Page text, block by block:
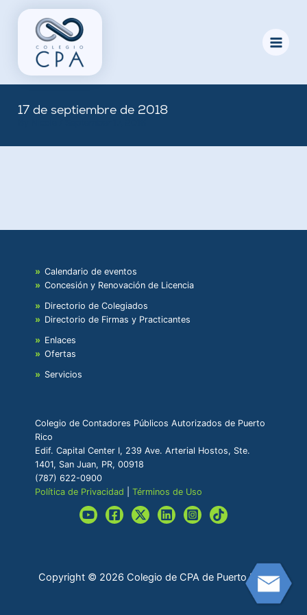
17 de septiembre de 2018
Calendario de eventos
Concesión y Renovación de Licencia
Directorio de Colegiados
Directorio de Firmas y Practicantes
Enlaces
Ofertas
Servicios
Colegio de Contadores Públicos Autorizados de Puerto
Rico
Edif. Capital Center I, 239 Ave. Arterial Hostos, Ste.
1401, San Juan, PR, 00918
(787) 622-0900
Política de Privacidad |Términos de Uso
Copyright © 2026 Colegio de CPA de Puerto Rico